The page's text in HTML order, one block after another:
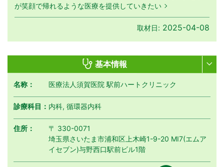
が笑顔で帰れるような医療を提供していきたい
取材日: 2025-04-08
基本情報
名称： 医療法人須賀医院 駅前ハートクリニック
診療科目： 内科, 循環器内科
住所：
〒 330-0071
埼玉県さいたま市浦和区上木崎1-9-20 MI7(エムア
イセブン)与野西口駅前ビル1階